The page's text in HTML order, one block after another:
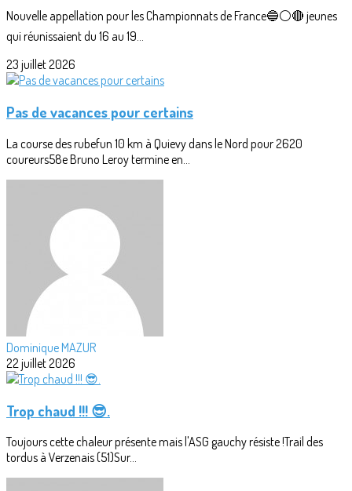
Nouvelle appellation pour les Championnats de France🔵⚪🔴 jeunes
qui réunissaient du 16 au 19...
23 juillet 2026
Pas de vacances pour certains
La course des rubefun 10 km à Quievy dans le Nord pour 2620
coureurs58e Bruno Leroy termine en...
Dominique MAZUR
22 juillet 2026
Trop chaud !!! 😎.
Toujours cette chaleur présente mais l'ASG gauchy résiste !Trail des
tordus à Verzenais (51)Sur...